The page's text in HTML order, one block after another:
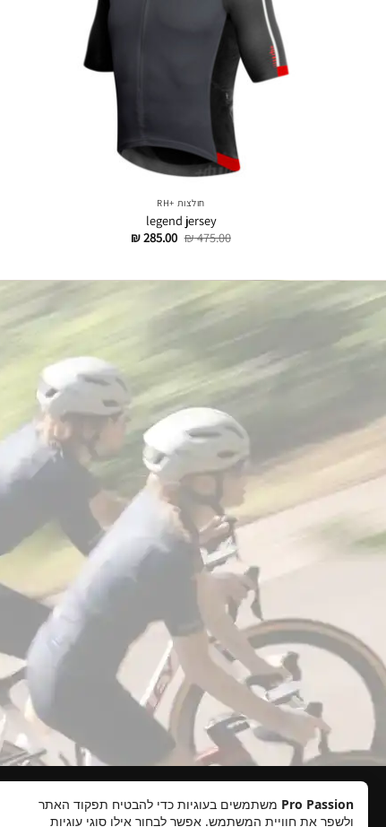
חולצות +RH
legend jersey
₪475.00 דילוג ₪285.00 דילוג
Pro Passion משתמשים בעוגיות כדי להבטיח תפקוד האתר
ולשפר את חוויית המשתמש. אפשר לבחור אילו סוגי עוגיות